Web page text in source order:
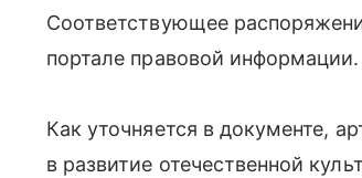
Соответствующее
портале правовой информации.
Как уточняется в документе,
в развитие отечественной